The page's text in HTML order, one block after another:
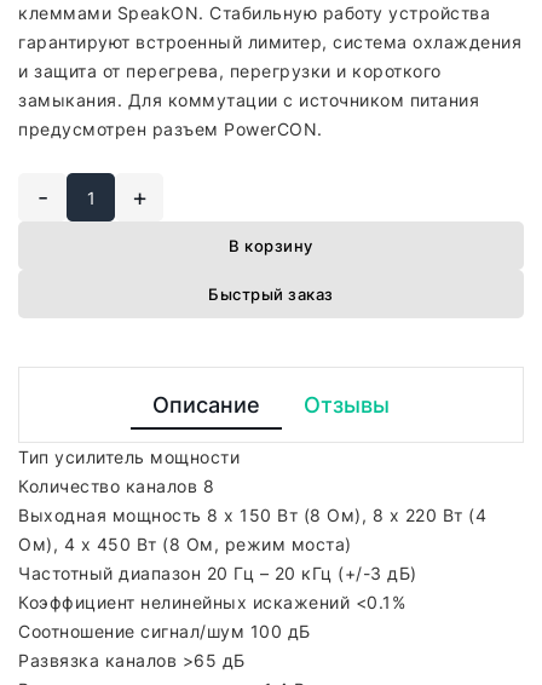
клеммами SpeakON. Стабильную работу устройства
гарантируют встроенный лимитер, система охлаждения
и защита от перегрева, перегрузки и короткого
замыкания. Для коммутации с источником питания
предусмотрен разъем PowerCON.
- +
В корзину
Быстрый заказ
Описание Отзывы
Тип усилитель мощности
Количество каналов 8
Выходная мощность 8 x 150 Вт (8 Ом), 8 x 220 Вт (4
Ом), 4 x 450 Вт (8 Ом, режим моста)
Частотный диапазон 20 Гц – 20 кГц (+/-3 дБ)
Коэффициент нелинейных искажений <0.1%
Соотношение сигнал/шум 100 дБ
Развязка каналов >65 дБ